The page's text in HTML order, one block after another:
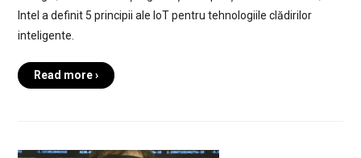
Intel a definit 5 principii ale IoT pentru tehnologiile clădirilor
inteligente.
Read more ›